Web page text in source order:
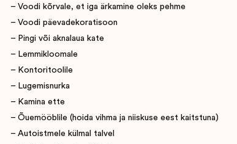
– Voodi kõrvale, et iga ärkamine oleks pehme
– Voodi päevadekoratisoon
– Pingi või aknalaua kate
– Lemmikloomale
– Kontoritoolile
– Lugemisnurka
– Kamina ette
– Õuemööblile (hoida vihma ja niiskuse eest kaitstuna)
– Autoistmele külmal talvel